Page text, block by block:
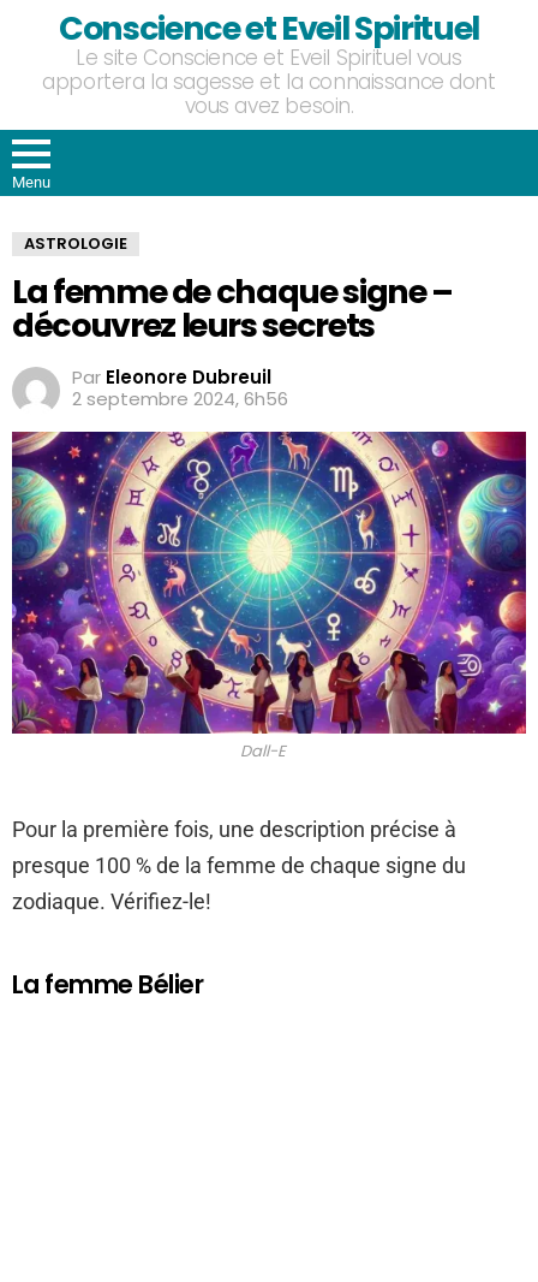
Conscience et Eveil Spirituel
Le site Conscience et Eveil Spirituel vous
apportera la sagesse et la connaissance dont
vous avez besoin.
Menu
ASTROLOGIE
La femme de chaque signe –
découvrez leurs secrets
Par Eleonore Dubreuil
2 septembre 2024, 6h56
Dall-E
Pour la première fois, une description précise à
presque 100 % de la femme de chaque signe du
zodiaque. Vérifiez-le!
La femme Bélier